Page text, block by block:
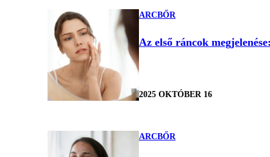
ARCBŐR
Az első ráncok
2025 OKTÓBER 16
ARCBŐR